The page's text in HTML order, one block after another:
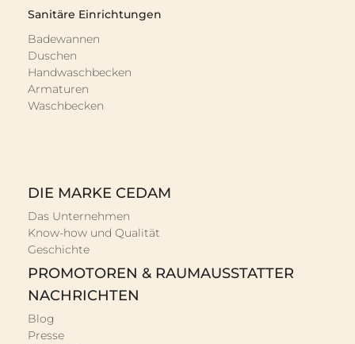
Sanitäre Einrichtungen
Badewannen
Duschen
Handwaschbecken
Armaturen
Waschbecken
DIE MARKE CEDAM
Das Unternehmen
Know-how und Qualität
Geschichte
PROMOTOREN & RAUMAUSSTATTER
NACHRICHTEN
Blog
Presse